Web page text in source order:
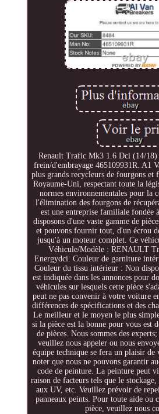
Renault Trafic Mk3 1.6 Dci (14/18)
frein/d'embrayage 465109931R. A1
plus grands recycleurs de fourgons et
Royaume-Uni, respectant toute la
normes environnementales pour la
l'élimination des fourgons de
est une entreprise familiale fondée
disposons d'une vaste gamme de
et pouvons fournir tout, d'un écrou
jusqu'à un moteur complet. Ce
Véhicule/Modèle : RENAULT
Energydci. Couleur de garniture
Couleur du tissu intérieur : Non
est indiquée dans les annonces pour
véhicules sur lesquels cette pièce
peut ne pas convenir à votre voiture
différences de spécifications et des
Le meilleur et le moyen le plus
si la pièce est la bonne pour vous est
de pièces. Nous sommes des
veuillez nous appeler ou nous
équipe technique se fera un plaisir de
noter que nous ne pouvons garantir
code de peinture. La peinture peut
raison de facteurs tels que le
aux UV, etc. Veuillez prévoir de
panneaux peints. Pour toute aide ou
pièce, veuillez nous